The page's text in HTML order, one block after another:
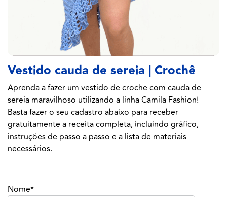
Vestido cauda de sereia | Crochê
Aprenda a fazer um vestido de croche com cauda de
sereia maravilhoso utilizando a linha Camila Fashion!
Basta fazer o seu cadastro abaixo para receber
gratuitamente a receita completa, incluindo gráfico,
instruções de passo a passo e a lista de materiais
necessários.
Nome*